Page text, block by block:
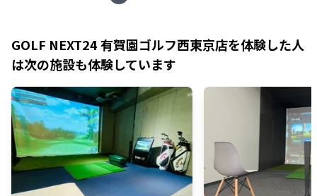
GOLF NEXT24 有賀園ゴルフ西東京店を体験した人
は次の施設も体験しています